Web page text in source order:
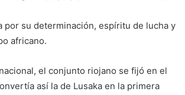
por su determinación, espíritu de lucha y
africano.
el conjunto riojano se fijó en el
así la de Lusaka en la primera